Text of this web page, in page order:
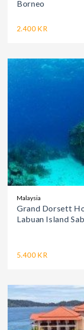
Borneo
2.400 KR
Malaysia
Grand Dorsett
Labuan Island
5.400 KR